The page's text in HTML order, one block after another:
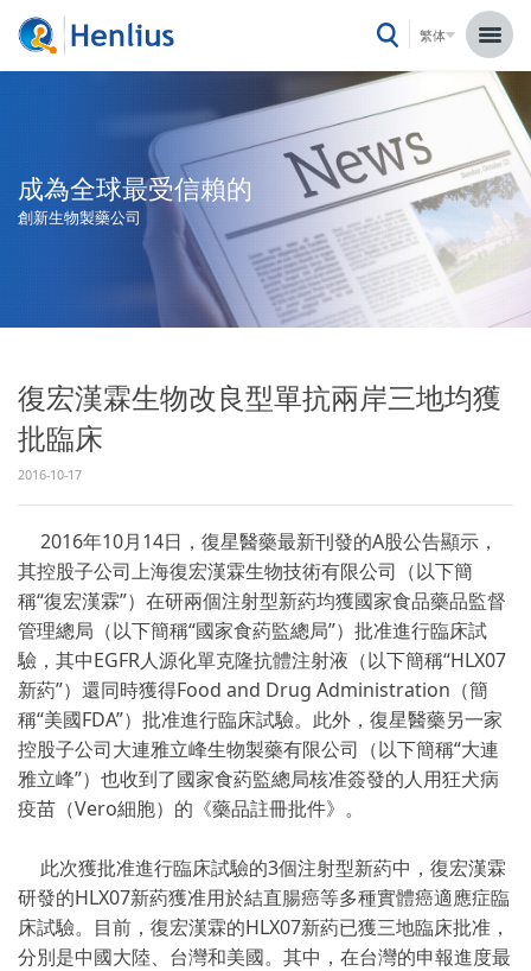
繁体
成為全球最受信賴的
創新生物製藥公司
復宏漢霖生物改良型單抗兩岸三地均獲
批臨床
2016-10-17
2016年10月14日，復星醫藥最新刊發的A股公告顯示，
其控股子公司上海復宏漢霖生物技術有限公司（以下簡
稱“復宏漢霖”）在研兩個注射型新葯均獲國家食品藥品監督
管理總局（以下簡稱“國家食葯監總局”）批准進行臨床試
驗，其中EGFR人源化單克隆抗體注射液（以下簡稱“HLX07
新葯”）還同時獲得Food and Drug Administration（簡
稱“美國FDA”）批准進行臨床試驗。此外，復星醫藥另一家
控股子公司大連雅立峰生物製藥有限公司（以下簡稱“大連
雅立峰”）也收到了國家食葯監總局核准簽發的人用狂犬病
疫苗（Vero細胞）的《藥品註冊批件》。
此次獲批准進行臨床試驗的3個注射型新葯中，復宏漢霖
研發的HLX07新葯獲准用於結直腸癌等多種實體癌適應症臨
床試驗。目前，復宏漢霖的HLX07新葯已獲三地臨床批准，
分別是中國大陸、台灣和美國。其中，在台灣的申報進度最